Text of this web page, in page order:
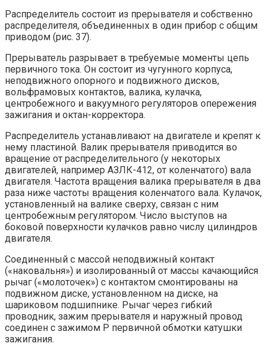
Распределитель состоит из прерывателя и собственно
распределителя, объединенных в один прибор с общим
приводом (рис. 37).
Прерыватель разрывает в требуемые моменты цепь
первичного тока. Он состоит из чугунного корпуса,
неподвижного опорного и подвижного дисков,
вольфрамовых контактов, валика, кулачка,
центробежного и вакуумного регуляторов опережения
зажигания и октан-корректора.
Распределитель устанавливают на двигателе и крепят к
нему пластиной. Валик прерывателя приводится во
вращение от распределительного (у некоторых
двигателей, например АЗЛК-412, от коленчатого) вала
двигателя. Частота вращения валика прерывателя в два
раза ниже частоты вращения коленчатого вала. Кулачок,
установленный на валике сверху, связан с ним
центробежным регулятором. Число выступов на
боковой поверхности кулачков равно числу цилиндров
двигателя.
Соединенный с массой неподвижный контакт
(«наковальня») и изолированный от массы качающийся
рычаг («молоточек») с контактом смонтированы на
подвижном диске, установленном на диске, на
шариковом подшипнике. Рычаг через гибкий
проводник, зажим прерывателя и наружный провод
соединен с зажимом Р первичной обмотки катушки
зажигания.